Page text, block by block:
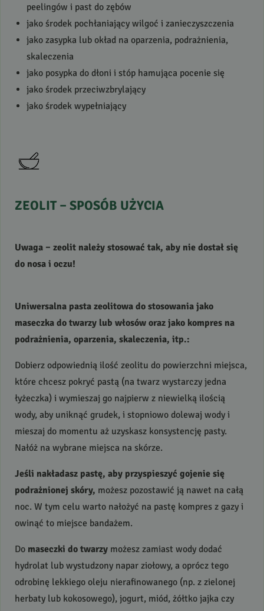
peelingów i past do zębów
jako środek pochłaniający wilgoć i zanieczyszczenia
jako zasypka lub okład na oparzenia, podrażnienia,
skaleczenia
jako posypka do dłoni i stóp hamująca pocenie się
jako środek przeciwzbrylający
jako środek wypełniający
ZEOLIT– SPOSÓB UŻYCIA
Uwaga – zeolit należy stosować tak, aby nie dostał się
do nosa i oczu!
Uniwersalna pasta zeolitowa do stosowania jako
maseczka do twarzy lub włosów oraz jako kompres na
podrażnienia, oparzenia, skaleczenia, itp.:
Dobierz odpowiednią ilość zeolitu do powierzchni miejsca,
które chcesz pokryć pastą (na twarz wystarczy jedna
łyżeczka) i wymieszaj go najpierw z niewielką ilością
wody, aby uniknąć grudek, i stopniowo dolewaj wody i
mieszaj do momentu aż uzyskasz konsystencję pasty.
Nałóż na wybrane miejsca na skórze.
Jeśli nakładasz pastę, aby przyspieszyć gojenie się
podrażnionej skóry, możesz pozostawić ją nawet na całą
noc. W tym celu warto nałożyć na pastę kompres z gazy i
owinąć to miejsce bandażem.
Do maseczki do twarzy możesz zamiast wody dodać
hydrolat lub wystudzony napar ziołowy, a oprócz tego
odrobinę lekkiego oleju nierafinowanego (np. z zielonej
herbaty lub kokosowego), jogurt, miód, żółtko jajka czy